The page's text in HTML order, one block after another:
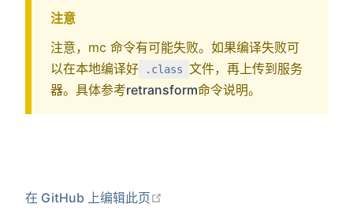
注意
注意，mc 命令有可能失败。如果编译失败可
以在本地编译好
.class 文件，再上传到服务
器。具体参考retransform命令说明。
在 GitHub 上编辑此页